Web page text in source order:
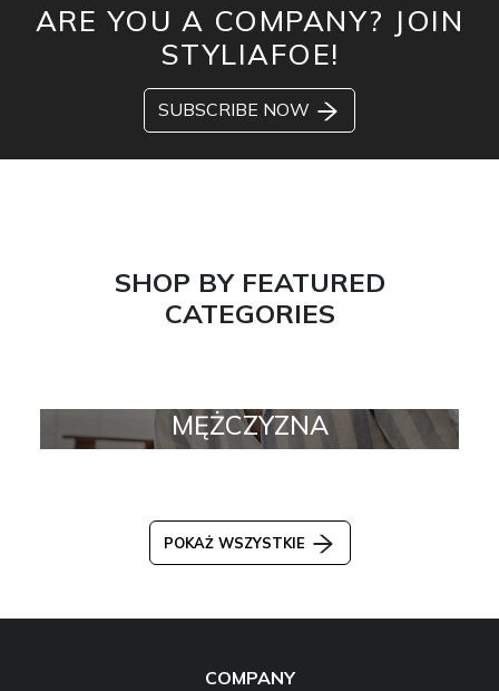
ARE YOU A COMPANY? JOIN
STYLIAFOE!
SUBSCRIBE NOW
SHOP BY FEATURED
CATEGORIES
MĘŻCZYZNA
POKAŻ WSZYSTKIE
COMPANY